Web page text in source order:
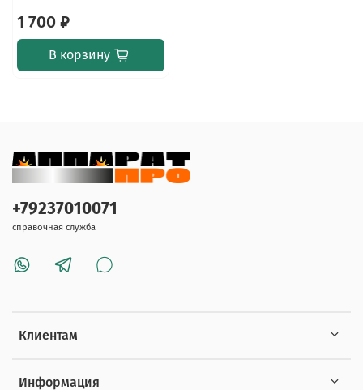
1 700 ₽
В корзину
Клиентам
Информация
+79237010071
справочная служба